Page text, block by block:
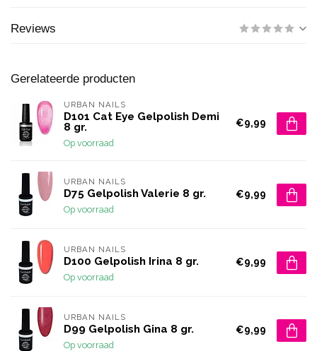
Reviews
Gerelateerde producten
URBAN NAILS
D101 Cat Eye Gelpolish Demi
8 gr.
Op voorraad
€9,99
URBAN NAILS
D75 Gelpolish Valerie 8 gr.
Op voorraad
€9,99
URBAN NAILS
D100 Gelpolish Irina 8 gr.
Op voorraad
€9,99
URBAN NAILS
D99 Gelpolish Gina 8 gr.
Op voorraad
€9,99